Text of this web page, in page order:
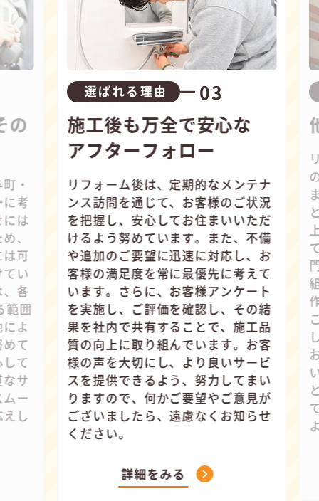
選ばれる理由
03
施工後も万全で安心な
アフターフォロー
リフォーム後は、定期的なメンテナ
ンス訪問を通じて、お客様のご状況
を把握し、安心してお住まいいただ
けるよう努めています。また、不備
や追加のご要望に迅速に対応し、お
客様の満足度を常に最優先に考えて
います。さらに、お客様アンケート
を実施し、ご評価を確認し、その結
果を社内で共有することで、施工品
質の向上に取り組んでいます。お客
様の声を大切にし、より良いサービ
スを提供できるよう、努力してまい
りますので、何かご要望やご意見が
ございましたら、遠慮なくお知らせ
ください。
詳細をみる
選
他
リフォ
のいい
ます。
として
上げる
ていま
門知識
組むこ
作業を
この関
し、お
お任せ
います
と品質
ていた
よう心